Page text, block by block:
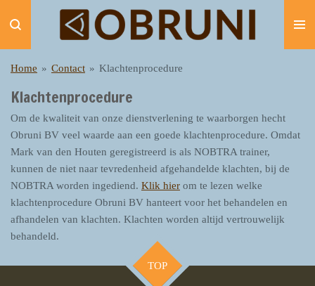
direct
naar
de
Home » Contact » Klachtenprocedure
Klachtenprocedure
Om de kwaliteit van onze dienstverlening te waarborgen hecht
Obruni BV veel waarde aan een goede klachtenprocedure. Omdat
Mark van den Houten geregistreerd is als NOBTRA trainer,
kunnen de niet naar tevredenheid afgehandelde klachten, bij de
NOBTRA worden ingediend. Klik hier om te lezen welke
klachtenprocedure Obruni BV hanteert voor het behandelen en
afhandelen van klachten. Klachten worden altijd vertrouwelijk
behandeld.
TOP